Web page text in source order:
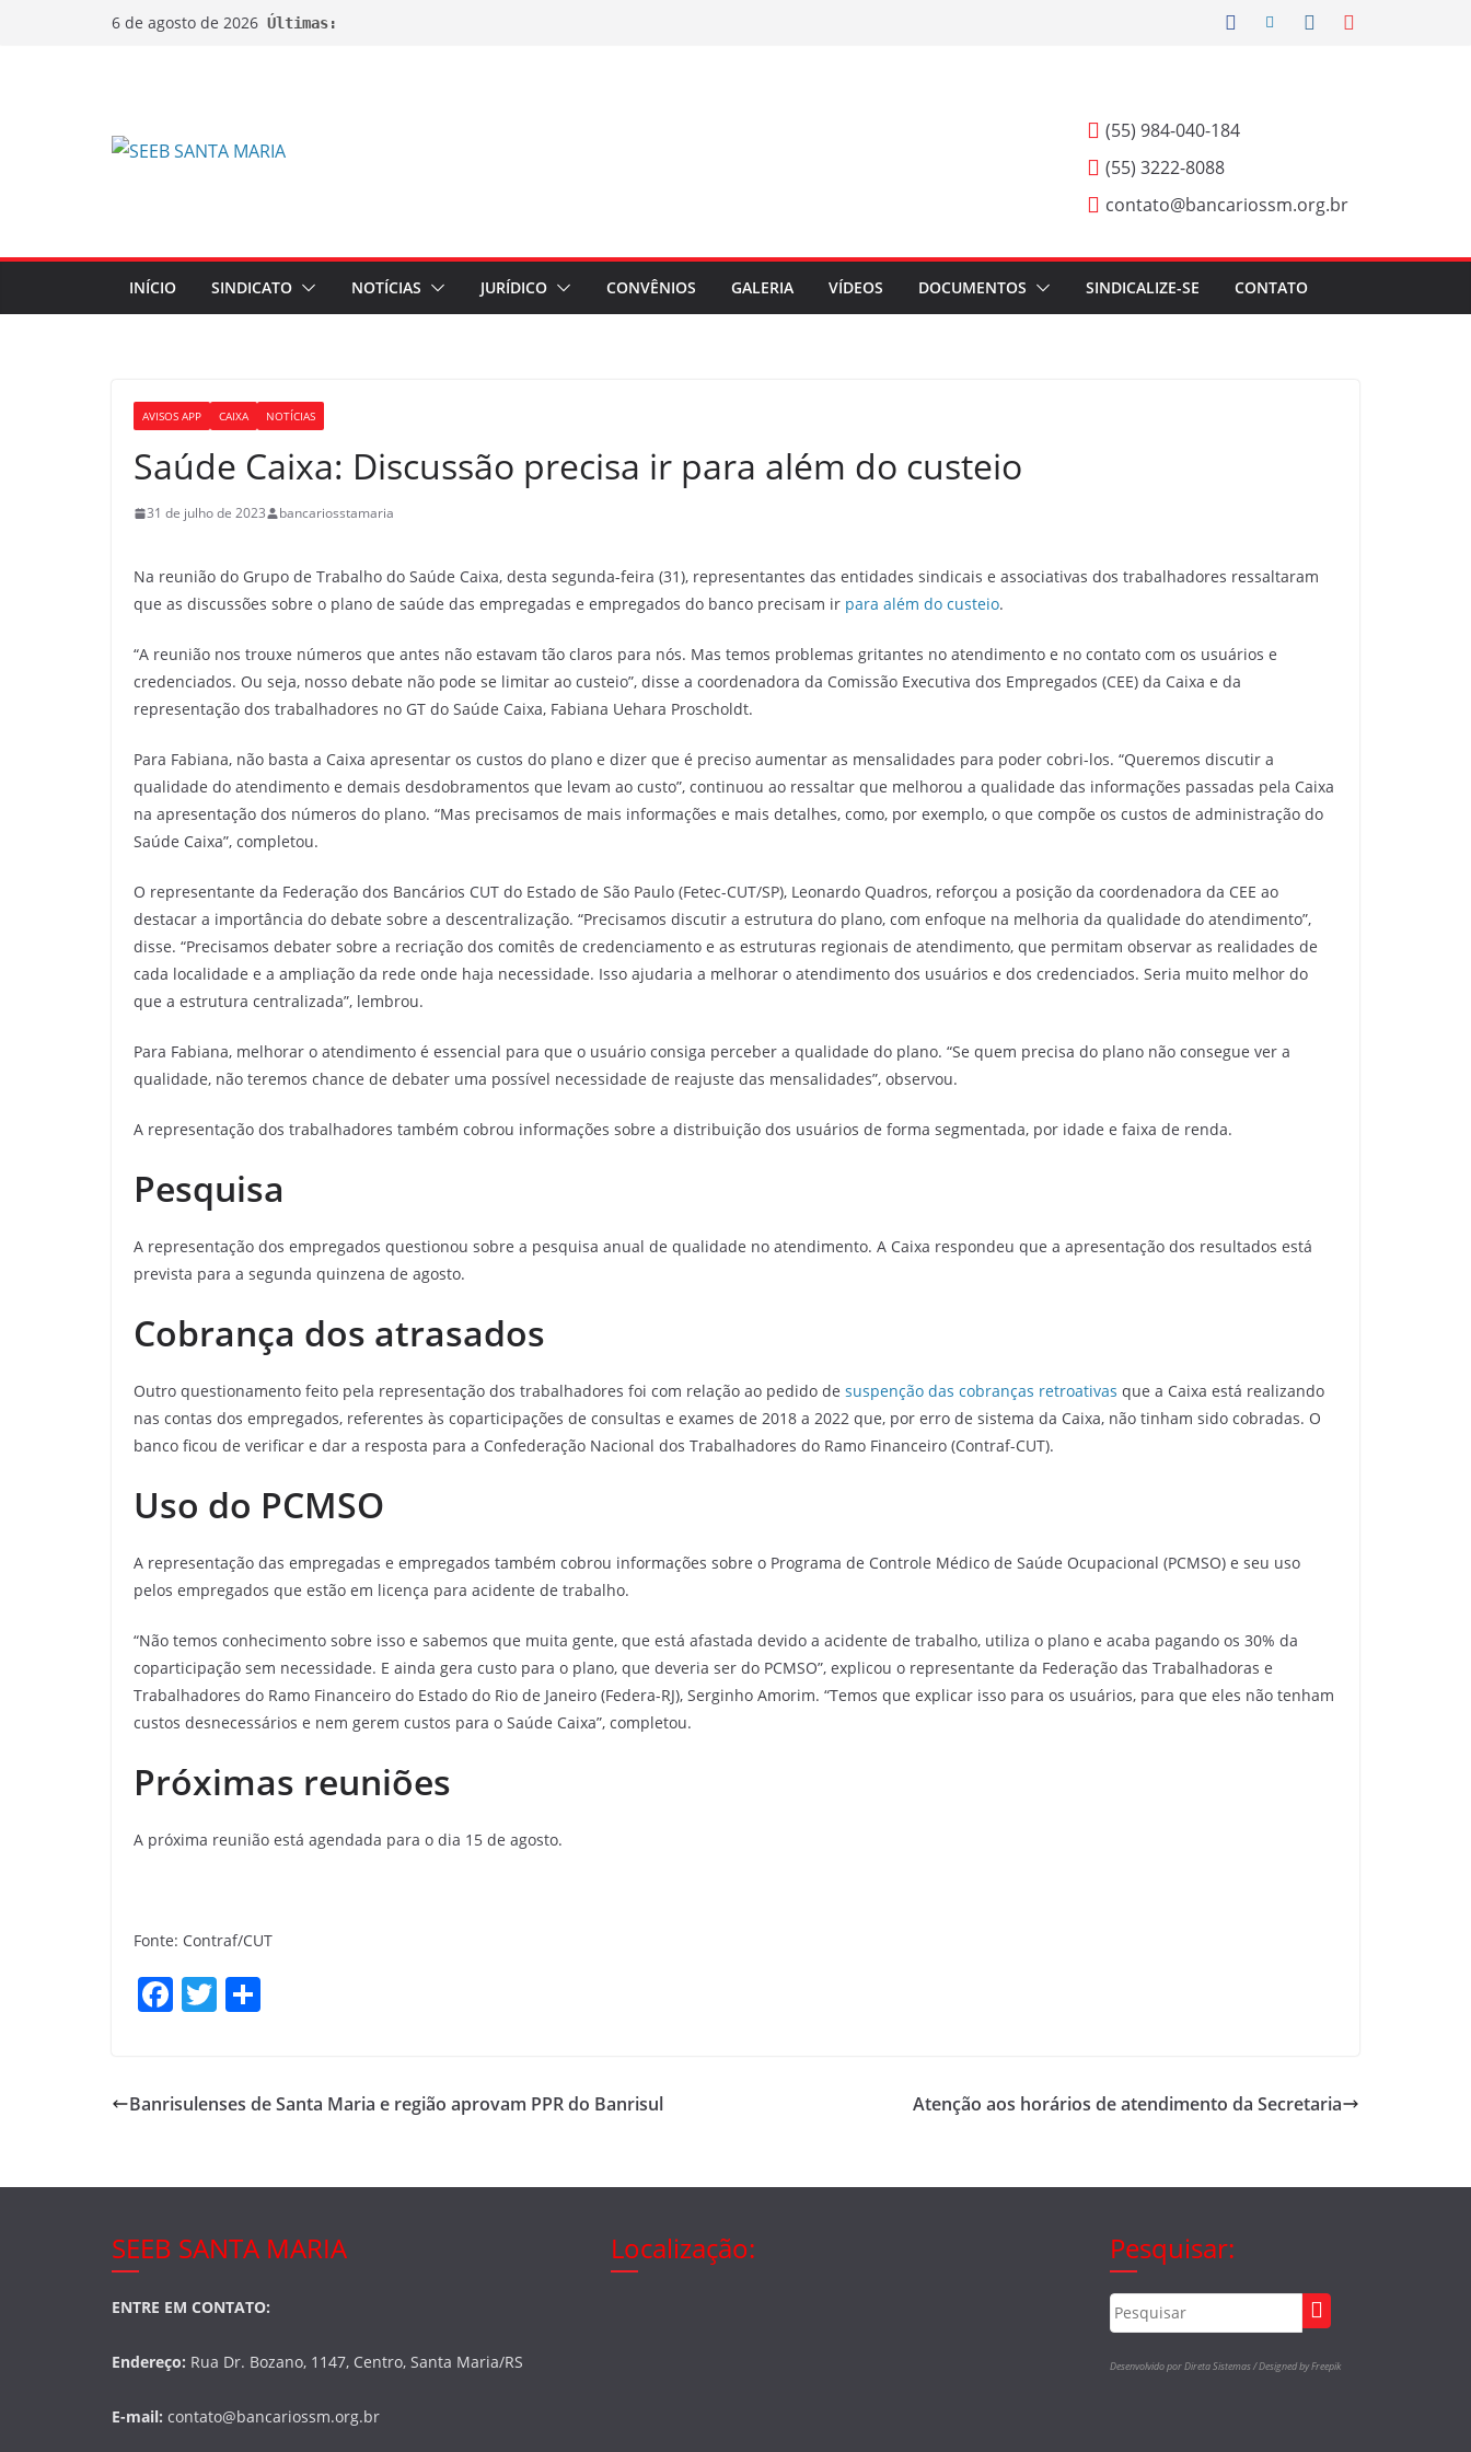
6 de agosto de 2026 Últimas:
(55) 984-040-184
(55) 3222-8088
contato@bancariossm.org.br
INÍCIO SINDICATO NOTÍCIAS JURÍDICO CONVÊNIOS GALERIA VÍDEOS DOCUMENTOS SINDICALIZE-SE CONTATO
AVISOS APP CAIXA NOTÍCIAS
Saúde Caixa: Discussão precisa ir para além do custeio
31 de julho de 2023 bancariosstamaria
Na reunião do Grupo de Trabalho do Saúde Caixa, desta segunda-feira (31), representantes das entidades sindicais e associativas dos trabalhadores ressaltaram
que as discussões sobre o plano de saúde das empregadas e empregados do banco precisam ir para além do custeio.
“A reunião nos trouxe números que antes não estavam tão claros para nós. Mas temos problemas gritantes no atendimento e no contato com os usuários e
credenciados. Ou seja, nosso debate não pode se limitar ao custeio”, disse a coordenadora da Comissão Executiva dos Empregados (CEE) da Caixa e da
representação dos trabalhadores no GT do Saúde Caixa, Fabiana Uehara Proscholdt.
Para Fabiana, não basta a Caixa apresentar os custos do plano e dizer que é preciso aumentar as mensalidades para poder cobri-los. “Queremos discutir a
qualidade do atendimento e demais desdobramentos que levam ao custo”, continuou ao ressaltar que melhorou a qualidade das informações passadas pela Caixa
na apresentação dos números do plano. “Mas precisamos de mais informações e mais detalhes, como, por exemplo, o que compõe os custos de administração do
Saúde Caixa”, completou.
O representante da Federação dos Bancários CUT do Estado de São Paulo (Fetec-CUT/SP), Leonardo Quadros, reforçou a posição da coordenadora da CEE ao
destacar a importância do debate sobre a descentralização. “Precisamos discutir a estrutura do plano, com enfoque na melhoria da qualidade do atendimento”,
disse. “Precisamos debater sobre a recriação dos comitês de credenciamento e as estruturas regionais de atendimento, que permitam observar as realidades de
cada localidade e a ampliação da rede onde haja necessidade. Isso ajudaria a melhorar o atendimento dos usuários e dos credenciados. Seria muito melhor do
que a estrutura centralizada”, lembrou.
Para Fabiana, melhorar o atendimento é essencial para que o usuário consiga perceber a qualidade do plano. “Se quem precisa do plano não consegue ver a
qualidade, não teremos chance de debater uma possível necessidade de reajuste das mensalidades”, observou.
A representação dos trabalhadores também cobrou informações sobre a distribuição dos usuários de forma segmentada, por idade e faixa de renda.
Pesquisa
A representação dos empregados questionou sobre a pesquisa anual de qualidade no atendimento. A Caixa respondeu que a apresentação dos resultados está
prevista para a segunda quinzena de agosto.
Cobrança dos atrasados
Outro questionamento feito pela representação dos trabalhadores foi com relação ao pedido de suspenção das cobranças retroativas que a Caixa está realizando
nas contas dos empregados, referentes às coparticipações de consultas e exames de 2018 a 2022 que, por erro de sistema da Caixa, não tinham sido cobradas. O
banco ficou de verificar e dar a resposta para a Confederação Nacional dos Trabalhadores do Ramo Financeiro (Contraf-CUT).
Uso do PCMSO
A representação das empregadas e empregados também cobrou informações sobre o Programa de Controle Médico de Saúde Ocupacional (PCMSO) e seu uso
pelos empregados que estão em licença para acidente de trabalho.
“Não temos conhecimento sobre isso e sabemos que muita gente, que está afastada devido a acidente de trabalho, utiliza o plano e acaba pagando os 30% da
coparticipação sem necessidade. E ainda gera custo para o plano, que deveria ser do PCMSO”, explicou o representante da Federação das Trabalhadoras e
Trabalhadores do Ramo Financeiro do Estado do Rio de Janeiro (Federa-RJ), Serginho Amorim. “Temos que explicar isso para os usuários, para que eles não tenham
custos desnecessários e nem gerem custos para o Saúde Caixa”, completou.
Próximas reuniões
A próxima reunião está agendada para o dia 15 de agosto.
Fonte: Contraf/CUT
F
e
k
T
er e
Banrisulenses de Santa Maria e região aprovam PPR do Banrisul Atenção aos horários de atendimento da Secretaria
SEEB SANTA MARIA
ENTRE EM CONTATO:
Endereço: Rua Dr. Bozano, 1147, Centro, Santa Maria/RS
E-mail: contato@bancariossm.org.br
Localização: Pesquisar:
Desenvolvido por Direta Sistemas /Designed by Freepik